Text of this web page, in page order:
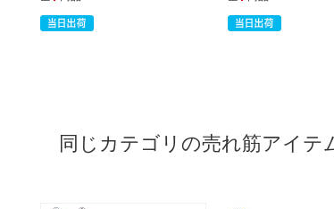
同じカテゴリの売れ筋アイテ